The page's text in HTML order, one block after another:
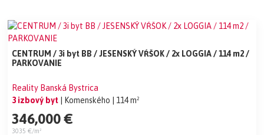
CENTRUM / 3i byt BB / JESENSKÝ VŔŠOK / 2x LOGGIA / 114 m2 /
PARKOVANIE
Reality Banská Bystrica
3 izbový byt
| Komenského | 114 m²
346,000 €
3035 €/m²